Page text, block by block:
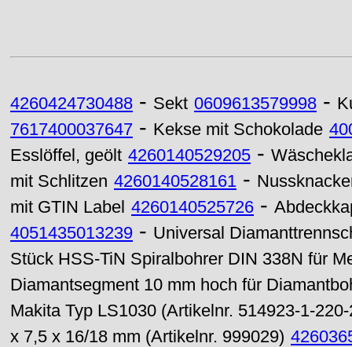
4260424730488 - Sekt 0609613579998 -
7617400037647 - Kekse mit Schokolade
Esslöffel, geölt 4260140529205 -
mit Schlitzen 4260140528161 -
mit GTIN Label 4260140525726 -
4051435013239 - Universal
Stück HSS-TiN Spiralbohrer DIN 338N für
Diamantsegment 10 mm hoch für
Makita Typ LS1030 (Artikelnr. 514923-1-
x 7,5 x 16/18 mm (Artikelnr. 999029)